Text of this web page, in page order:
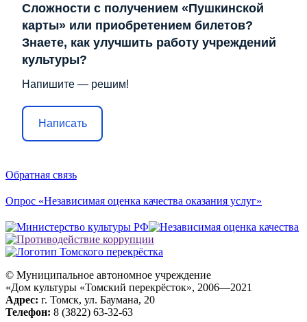
Сложности с получением «Пушкинской
карты» или приобретением билетов?
Знаете, как улучшить работу учреждений
культуры?
Напишите — решим!
Написать
Обратная связь
Опрос «Независимая оценка качества оказания услуг»
© Муниципальное автономное учреждение
«Дом культуры «Томский перекрёсток», 2006—2021
Адрес: г. Томск, ул. Баумана, 20
Телефон: 8 (3822) 63-32-63